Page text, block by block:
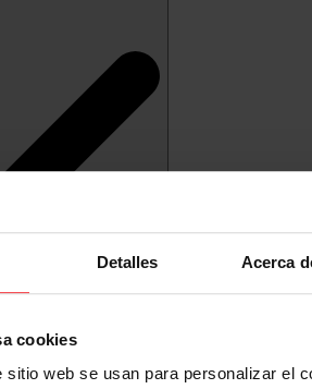
Detalles Acerca
cookies
sitio web se usan para personalizar el